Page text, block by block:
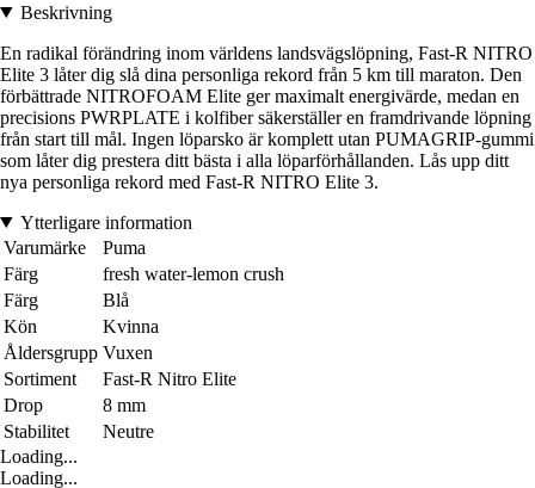
Beskrivning
En radikal förändring inom världens landsvägslöpning, Fast-R NITRO
Elite 3 låter dig slå dina personliga rekord från 5 km till maraton. Den
förbättrade NITROFOAM Elite ger maximalt energivärde, medan en
precisions PWRPLATE i kolfiber säkerställer en framdrivande löpning
från start till mål. Ingen löparsko är komplett utan PUMAGRIP-gummi
som låter dig prestera ditt bästa i alla löparförhållanden. Lås upp ditt
nya personliga rekord med Fast-R NITRO Elite 3.
Ytterligare information
Varumärke
Puma
Färg
fresh water-lemon crush
Färg
Blå
Kön
Kvinna
Åldersgrupp Vuxen
Sortiment
Fast-R Nitro Elite
Drop
8 mm
Stabilitet
Neutre
Loading...
Loading...